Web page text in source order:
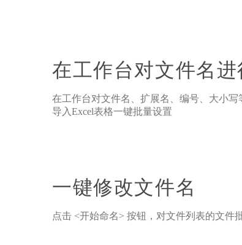
在工作台对文件名进
在工作台对文件名、扩展名、编号、大小写
导入Excel表格一键批量设置
一键修改文件名
点击 <开始命名> 按钮，对文件列表的文件